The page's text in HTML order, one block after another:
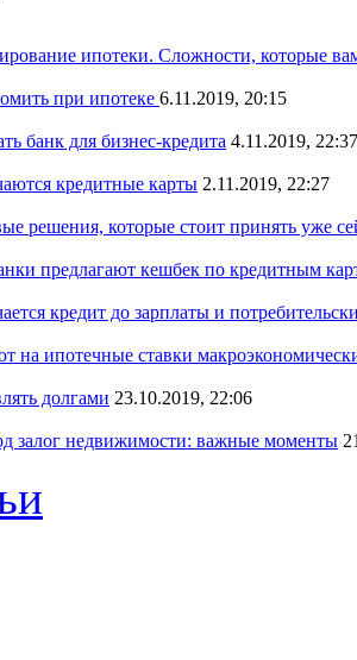
ипотеки. Сложности, которые
при ипотеке 6.11.2019, 20:15
банк для бизнес-кредита 4.11.2019, 22:37
кредитные карты 2.11.2019, 22:27
решения, которые стоит принять уже
предлагают кешбек по кредитным
кредит до зарплаты и
на ипотечные ставки
долгами 23.10.2019, 22:06
залог недвижимости: важные моменты